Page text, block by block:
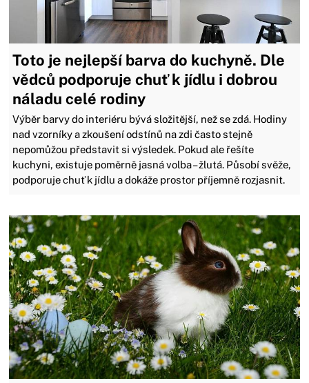
Toto je nejlepší barva do kuchyně. Dle
vědců podporuje chuť k jídlu i dobrou
náladu celé rodiny
Výběr barvy do interiéru bývá složitější, než se zdá. Hodiny
nad vzorníky a zkoušení odstínů na zdi často stejně
nepomůžou představit si výsledek. Pokud ale řešíte
kuchyni, existuje poměrně jasná volba – žlutá. Působí svěže,
podporuje chuť k jídlu a dokáže prostor příjemně rozjasnit.